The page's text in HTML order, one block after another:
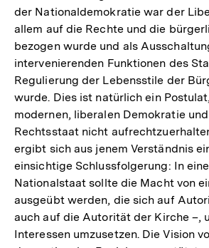
der Nationaldemokratie war der
allem auf die Rechte und die
bezogen wurde und als
intervenierenden Funktionen des
Regulierung der Lebensstile der
wurde. Dies ist natürlich ein
modernen, liberalen Demokratie
Rechtsstaat nicht
ergibt sich aus jenem Verständnis
einsichtige Schlussfolgerung: In
Nationalstaat sollte die Macht von
ausgeübt werden, die sich auf
auch auf die Autorität der Kirche –,
Interessen umzusetzen. Die Vision